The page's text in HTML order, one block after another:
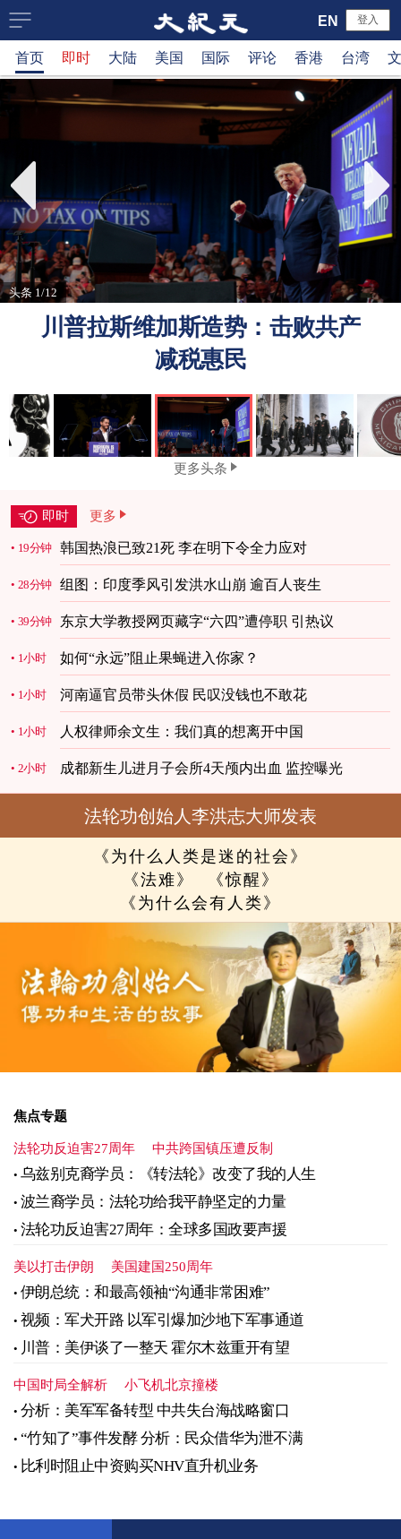
大
纪
新
闻
网
登入
EN
首页 即时 大陆 美国 国际 评论 香港 台湾
头条 1/12
川普拉斯维加斯造势：击败共产
减税惠民
更多头条
即时 更多
19分钟 韩国热浪已致21死 李在明下令全力应对
28分钟 组图：印度季风引发洪水山崩 逾百人丧生
39分钟 东京大学教授网页藏字“六四”遭停职 引热议
1小时 如何“永远”阻止果蝇进入你家？
1小时 河南逼官员带头休假 民叹没钱也不敢花
1小时 人权律师余文生：我们真的想离开中国
2小时 成都新生儿进月子会所4天颅内出血 监控曝光
法轮功创始人李洪志大师发表
《为什么人类是迷的社会》
《法难》
《惊醒》
《为什么会有人类》
焦点专题
法轮功反迫害27周年 中共跨国镇压遭反制
乌兹别克裔学员：《转法轮》改变了我的人生
波兰裔学员：法轮功给我平静坚定的力量
法轮功反迫害27周年：全球多国政要声援
美以打击伊朗 美国建国250周年
伊朗总统：和最高领袖“沟通非常困难”
视频：军犬开路 以军引爆加沙地下军事通道
川普：美伊谈了一整天 霍尔木兹重开有望
中国时局全解析 小飞机北京撞楼
分析：美军军备转型 中共失台海战略窗口
“竹知了”事件发酵 分析：民众借华为泄不满
比利时阻止中资购买NHV直升机业务